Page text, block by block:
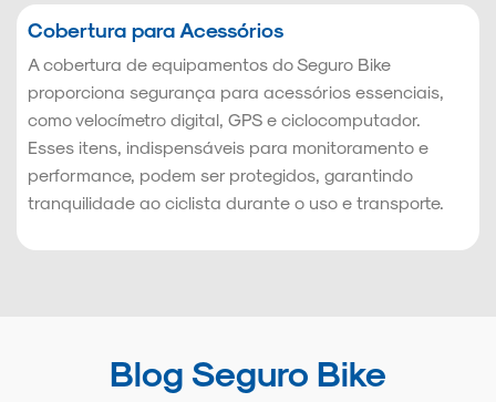
Cobertura para Acessórios
A cobertura de equipamentos do Seguro Bike
proporciona segurança para acessórios essenciais,
como velocímetro digital, GPS e ciclocomputador.
Esses itens, indispensáveis para monitoramento e
performance, podem ser protegidos, garantindo
tranquilidade ao ciclista durante o uso e transporte.
Blog Seguro Bike